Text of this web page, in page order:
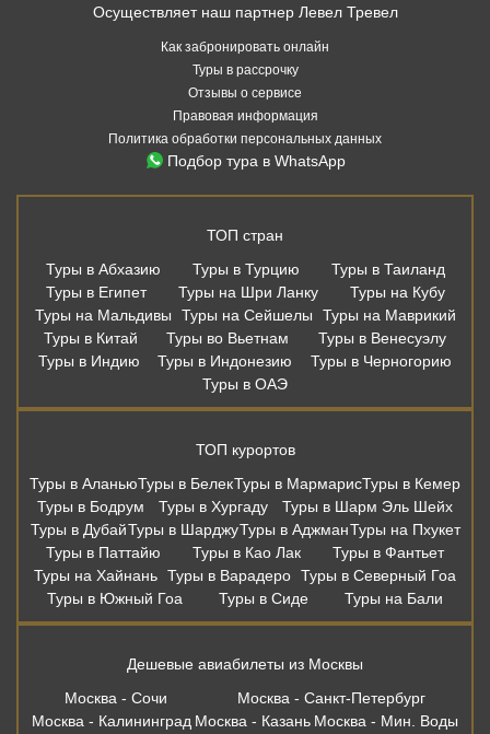
Осуществляет наш партнер Левел Тревел
Как забронировать онлайн
Туры в рассрочку
Отзывы о сервисе
Правовая информация
Политика обработки персональных данных
Подбор тура в WhatsApp
ТОП стран
Туры в Абхазию
Туры в Турцию
Туры в Таиланд
Туры в Египет
Туры на Шри Ланку
Туры на Кубу
Туры на Мальдивы
Туры на Сейшелы
Туры на Маврикий
Туры в Китай
Туры во Вьетнам
Туры в Венесуэлу
Туры в Индию
Туры в Индонезию
Туры в Черногорию
Туры в ОАЭ
ТОП курортов
Туры в АланьюТуры в БелекТуры в МармарисТуры в Кемер
Туры в Бодрум
Туры в Хургаду
Туры в Шарм Эль Шейх
Туры в ДубайТуры в ШарджуТуры в АджманТуры на Пхукет
Туры в Паттайю
Туры в Као Лак
Туры в Фантьет
Туры на Хайнань Туры в Варадеро Туры в Северный Гоа
Туры в Южный Гоа
Туры в Сиде Туры на Бали
Дешевые авиабилеты из Москвы
Москва - Сочи
Москва - Санкт-Петербург
Москва - Калининград Москва - Казань Москва - Мин. Воды